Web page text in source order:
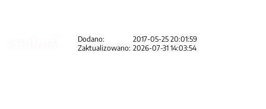
Dodano:
2017-05-25 20:01:59
Zaktualizowano: 2026-07-31 14:03:54